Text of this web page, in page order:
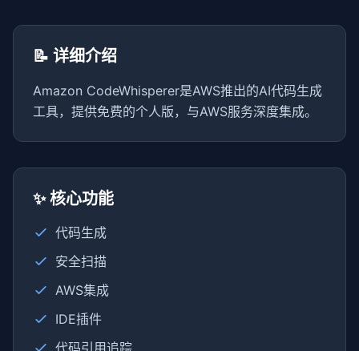
📝 详细介绍
Amazon CodeWhisperer是AWS推出的AI代码生成
工具，提供免费的个人版，与AWS服务深度集成。
✨ 核心功能
代码生成
安全扫描
AWS集成
IDE插件
代码引用追踪